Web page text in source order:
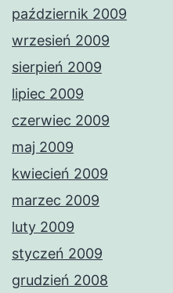
październik 2009
wrzesień 2009
sierpień 2009
lipiec 2009
czerwiec 2009
maj 2009
kwiecień 2009
marzec 2009
luty 2009
styczeń 2009
grudzień 2008